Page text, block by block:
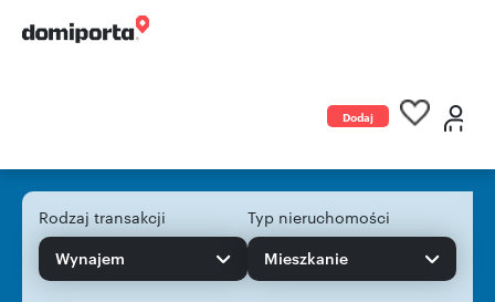
Dodaj
Rodzaj transakcji
Wynajem
Typ nieruchomości
Mieszkanie